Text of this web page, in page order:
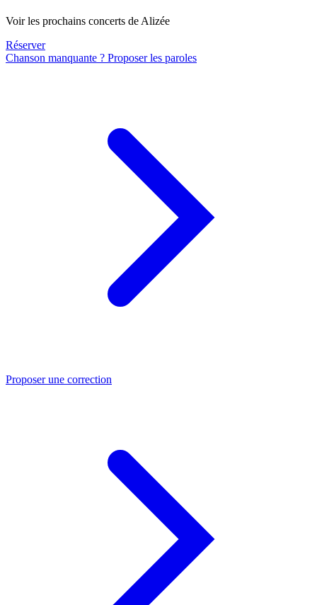
Voir les prochains concerts de Alizée
Réserver
Chanson manquante ? Proposer les paroles
Proposer une correction